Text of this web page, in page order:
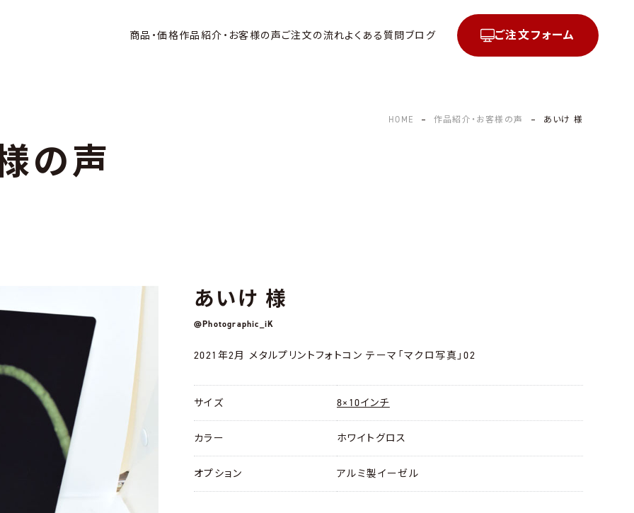
商品・価格作品紹介・お客様の声ご注文の流れよくある質問ブログ
の声
HOME 作品紹介・お客様の声 あいけ 様
あいけ 様
@Photographic_iK
2021年2月 メタルプリントフォトコン テーマ「マクロ写真」02
サイズ 8×10インチ
カラー ホワイトグロス
オプション アルミ製イーゼル
ご注文フォーム